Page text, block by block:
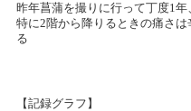
昨年菖蒲を撮りに行って丁度1
特に2階から降りるときの痛さ
る
【記録グラフ】